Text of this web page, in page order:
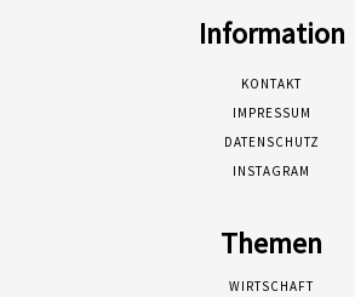
Information
KONTAKT
IMPRESSUM
DATENSCHUTZ
INSTAGRAM
Themen
WIRTSCHAFT